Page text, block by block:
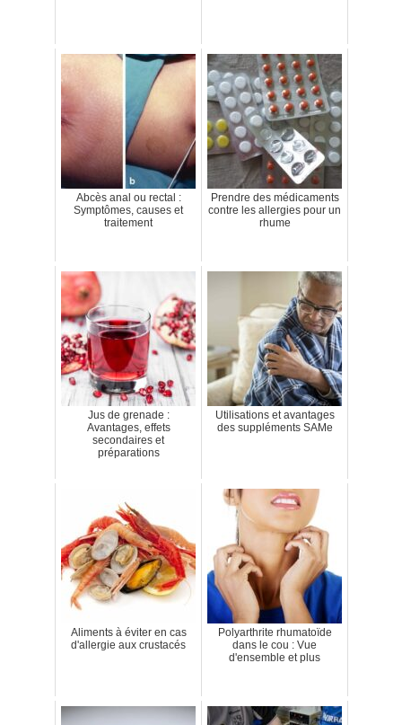
Abcès anal ou rectal :
Symptômes, causes et
traitement
Prendre des médicaments
contre les allergies pour un
rhume
Jus de grenade :
Avantages, effets
secondaires et
préparations
Utilisations et avantages
des suppléments SAMe
Aliments à éviter en cas
d'allergie aux crustacés
Polyarthrite rhumatoïde
dans le cou : Vue
d'ensemble et plus